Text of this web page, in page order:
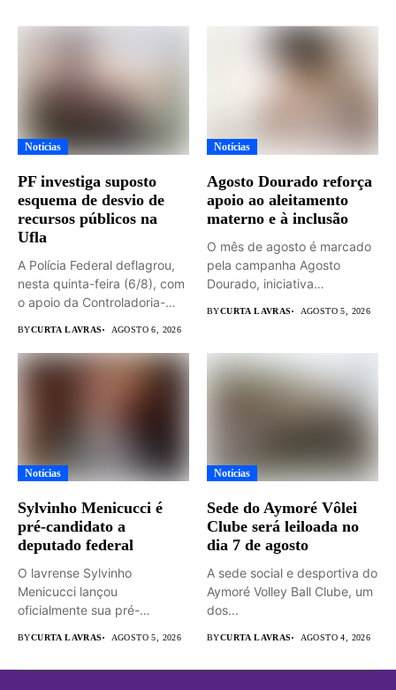
Notícias
PF investiga suposto
esquema de desvio de
recursos públicos na
Ufla
A Polícia Federal deflagrou,
nesta quinta-feira (6/8), com
o apoio da Controladoria-
BYCURTA LAVRAS AGOSTO 6, 2026
Notícias
Agosto Dourado reforça
apoio ao aleitamento
materno e à inclusão
O mês de agosto é marcado
pela campanha Agosto
Dourado, iniciativa
BYCURTA LAVRAS AGOSTO 5, 2026
Notícias
Sylvinho Menicucci é
pré-candidato a
deputado federal
O lavrense Sylvinho
Menicucci lançou
oficialmente sua pré-
BYCURTA LAVRAS AGOSTO 5, 2026
Notícias
Sede do Aymoré Vôlei
Clube será leiloada no
dia 7 de agosto
A sede social e desportiva do
Aymoré Volley Ball Clube, um
dos...
BYCURTA LAVRAS AGOSTO 4, 2026